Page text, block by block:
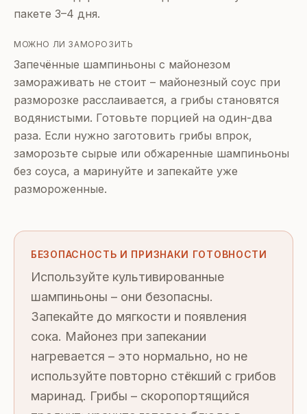
пакете 3–4 дня.
МОЖНО ЛИ ЗАМОРОЗИТЬ
Запечённые шампиньоны с майонезом
замораживать не стоит – майонезный соус при
разморозке расслаивается, а грибы становятся
водянистыми. Готовьте порцией на один-два
раза. Если нужно заготовить грибы впрок,
заморозьте сырые или обжаренные шампиньоны
без соуса, а маринуйте и запекайте уже
размороженные.
БЕЗОПАСНОСТЬ И ПРИЗНАКИ ГОТОВНОСТИ
Используйте культивированные
шампиньоны – они безопасны.
Запекайте до мягкости и появления
сока. Майонез при запекании
нагревается – это нормально, но не
используйте повторно стёкший с грибов
маринад. Грибы – скоропортящийся